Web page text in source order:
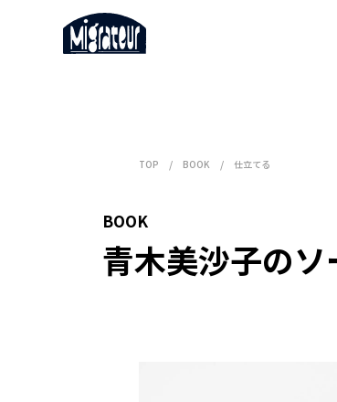
TOP BOOK 仕立てる
BOOK
青木美沙子の